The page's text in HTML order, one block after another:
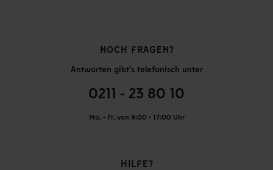
NOCH FRAGEN?
Antworten gibt's telefonisch unter
0211 - 23 80 10
Mo. - Fr. von 9:00 - 17:00 Uhr
HILFE?